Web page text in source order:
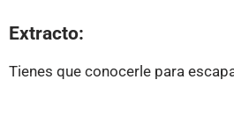
Extracto:
Tienes que conocerle para